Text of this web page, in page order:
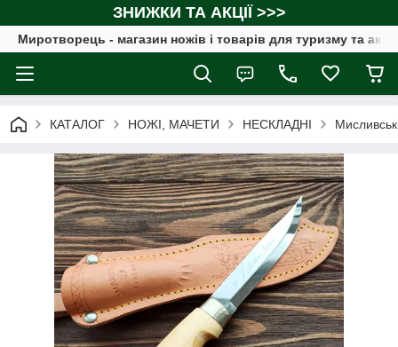
ЗНИЖКИ ТА АКЦІЇ >>>
Миротворець - магазин ножів і товарів для туризму та
КАТАЛОГ НОЖІ, МАЧЕТИ НЕСКЛАДНІ